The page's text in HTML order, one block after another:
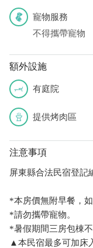
寵物服務
不得攜帶寵物
額外設施
有庭院
提供烤肉區
注意事項
屏東縣合法民宿登記
*本房價無附早餐，
*請勿攜帶寵物。
*暑假期間三房包棟不
▲本民宿最多可加床